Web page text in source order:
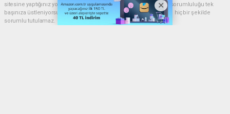
sitesine yaptığınız yorumunuzla ilgili doğrudan veya dolaylı tüm sorumluluğu tek
başınıza üstleniyorsunuz. Yazılan tüm yorumlardan site yönetimi hiçbir şekilde
sorumlu tutulamaz.